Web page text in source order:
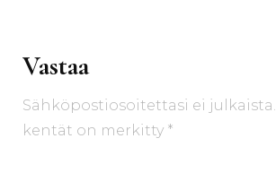
Vastaa
Sähköpostiosoitettasi ei julkaista.
kentät on merkitty *